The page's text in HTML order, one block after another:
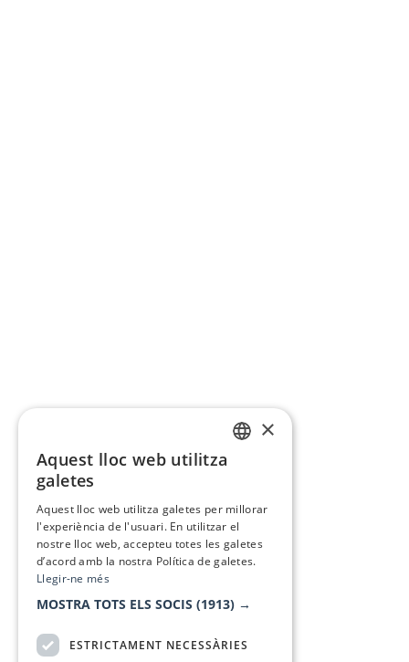
×
Aquest lloc web utilitza
galetes
Aquest lloc web utilitza galetes per millorar
l'experiència de l'usuari. En utilitzar el
nostre lloc web, accepteu totes les galetes
d’acord amb la nostra Política de galetes.
Llegir-ne més
MOSTRA TOTS ELS SOCIS (1913) →
ESTRICTAMENT NECESSÀRIES